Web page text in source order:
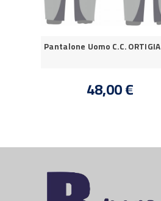
Pantalone Uomo C.C. ORTIGIA
48,00 €